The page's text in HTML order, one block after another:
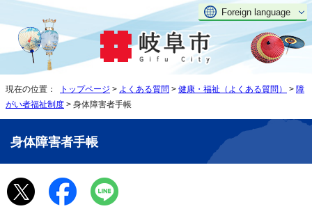
Foreign language
現在の位置： トップページ > よくある質問 > 健康・福祉（よくある質問） > 障
がい者福祉制度 > 身体障害者手帳
身体障害者手帳